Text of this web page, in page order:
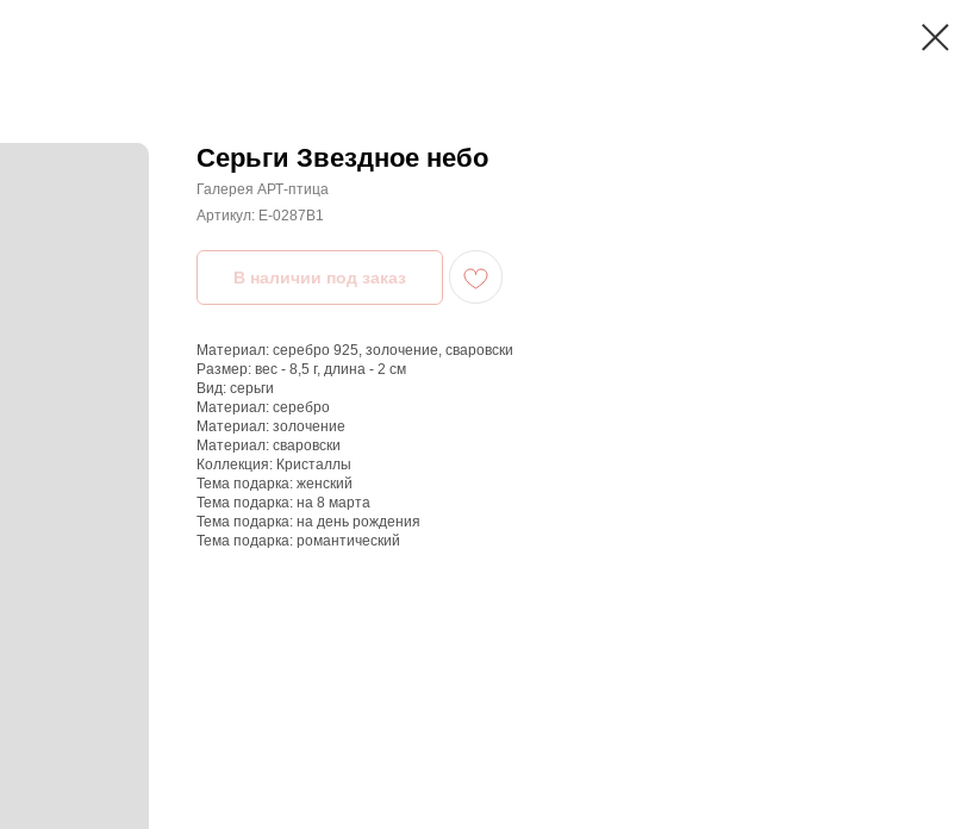
Серьги Звездное небо
Галерея АРТ-птица
Артикул: E-0287B1
Материал: серебро 925, золочение, сваровски
Размер: вес - 8,5 г, длина - 2 см
Вид: серьги
Материал: серебро
Материал: золочение
Материал: сваровски
Коллекция: Кристаллы
Тема подарка: женский
Тема подарка: на 8 марта
Тема подарка: на день рождения
Тема подарка: романтический